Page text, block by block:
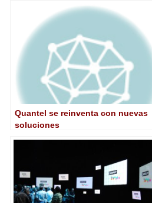
Quantel se reinventa con nuevas
soluciones